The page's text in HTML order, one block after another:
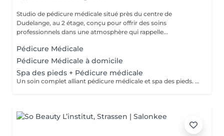
Studio de pédicure médicale situé près du centre de
Dudelange, au 2 étage, conçu pour offrir des soins
professionnels dans une atmosphère qui rappelle...
Pédicure Médicale
Pédicure Médicale à domicile
Spa des pieds + Pédicure médicale
Un soin complet alliant pédicure médicale et spa des pieds. Comprend le nettoyage des pieds, l'élimination des callosités, le soin des ongles, un gommage, un masque hydratant et un massage relaxant pour des pieds sains, doux et revitalisés.